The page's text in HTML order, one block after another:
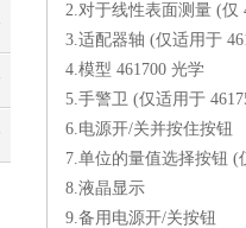
2.对于线性表面测量 (仅
3.适配器轴 (仅适用于
4.模型 461700 光学
5.手警卫 (仅适用于
6.电源开/关并按住按钮
7.单位的量值选择按钮 (
8.液晶显示
9.备用电源开/关按钮